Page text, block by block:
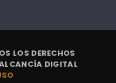
LOS DERECHOS
DIGITAL